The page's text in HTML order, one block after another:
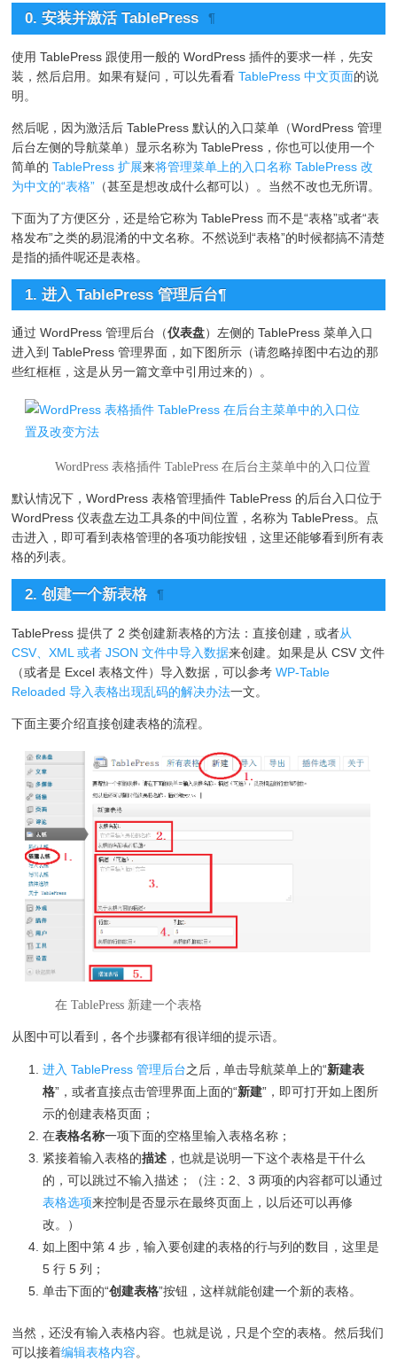
0. 安装并激活 TablePress ¶
使用 TablePress 跟使用一般的 WordPress 插件的要求一样，先安
装，然后启用。如果有疑问，可以先看看TablePress 中文页面的说
明。
然后呢，因为激活后 TablePress 默认的入口菜单（WordPress 管理
后台左侧的导航菜单）显示名称为 TablePress，你也可以使用一个
简单的TablePress 扩展来将管理菜单上的入口名称 TablePress 改
为中文的“表格” （甚至是想改成什么都可以）。当然不改也无所谓。
下面为了方便区分，还是给它称为 TablePress 而不是“表格”或者“表
格发布”之类的易混淆的中文名称。不然说到“表格”的时候都搞不清楚
是指的插件呢还是表格。
1. 进入 TablePress 管理后台¶
通过 WordPress 管理后台（仪表盘）左侧的 TablePress 菜单入口
进入到 TablePress 管理界面，如下图所示（请忽略掉图中右边的那
些红框框，这是从另一篇文章中引用过来的）。
WordPress 表格插件 TablePress 在后台主菜单中的入口位置
默认情况下，WordPress 表格管理插件 TablePress 的后台入口位于
WordPress 仪表盘左边工具条的中间位置，名称为 TablePress。点
击进入，即可看到表格管理的各项功能按钮，这里还能够看到所有表
格的列表。
2. 创建一个新表格 ¶
TablePress 提供了 2 类创建新表格的方法：直接创建，或者从
CSV、XML 或者 JSON 文件中导入数据来创建。如果是从 CSV 文件
（或者是 Excel 表格文件）导入数据，可以参考WP-Table
Reloaded 导入表格出现乱码的解决办法一文。
下面主要介绍直接创建表格的流程。
在 TablePress 新建一个表格
从图中可以看到，各个步骤都有很详细的提示语。
进入 TablePress 管理后台之后，单击导航菜单上的“新建表
格”，或者直接点击管理界面上面的“新建”，即可打开如上图所
示的创建表格页面；
在表格名称一项下面的空格里输入表格名称；
紧接着输入表格的描述 ，也就是说明一下这个表格是干什么
的，可以跳过不输入描述；（注：2、3 两项的内容都可以通过
表格选项来控制是否显示在最终页面上，以后还可以再修
改。）
如上图中第 4 步，输入要创建的表格的行与列的数目，这里是
5 行 5 列；
单击下面的“创建表格”按钮，这样就能创建一个新的表格。
当然，还没有输入表格内容。也就是说，只是个空的表格。然后我们
可以接着编辑表格内容。